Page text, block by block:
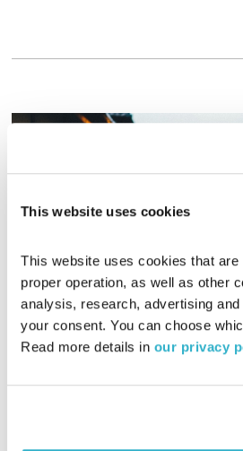
This website uses cookies
This website uses cookies that are
proper operation, as well as other
analysis, research, advertising
your consent. You can choose
Read more details in our privacy
של סרט אחר, והשבוע: אבודים